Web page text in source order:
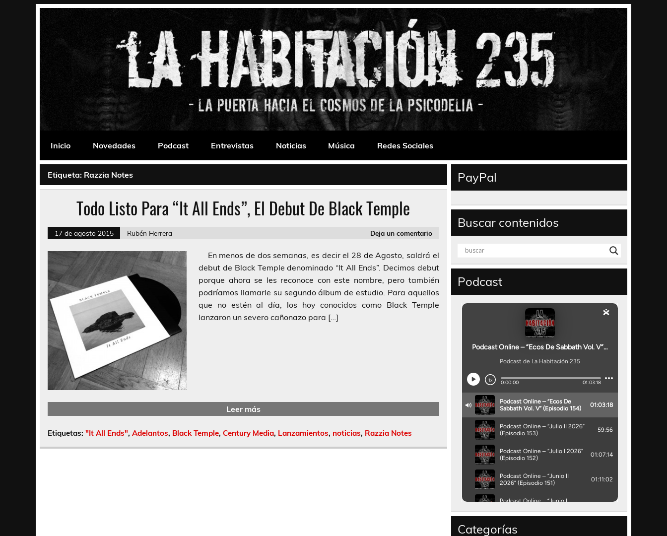
La Habitación 235
Inicio
Novedades Podcast Entrevistas Noticias Música Redes Sociales
Etiqueta: Razzia Notes
Todo Listo Para “It All Ends”, El Debut De Black Temple
17 de agosto 2015 Rubén Herrera Deja un comentario
En menos de dos semanas, es decir el 28 de Agosto, saldrá el
debut de Black Temple denominado “It All Ends”. Decimos debut
porque ahora se les reconoce con este nombre, pero también
podríamos llamarle su segundo álbum de estudio. Para aquellos
que no estén al día, los hoy conocidos como Black Temple
lanzaron un severo cañonazo para […]
Leer más
Etiquetas: "It All Ends", Adelantos, Black Temple, Century Media, Lanzamientos, noticias, Razzia Notes
PayPal
Buscar contenidos
Podcast
Categorías